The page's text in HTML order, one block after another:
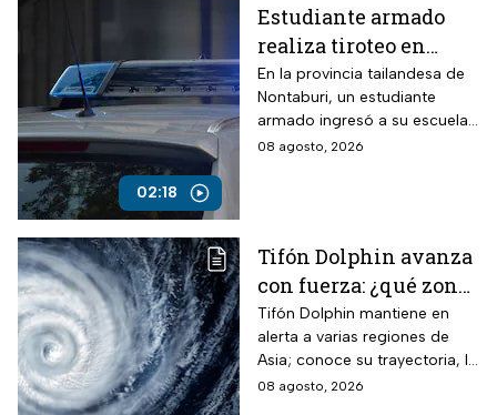
02:18
Estudiante armado
realiza tiroteo en
escuela de Tailandia
En la provincia tailandesa de
Nontaburi, un estudiante
armado ingresó a su escuela
y abrió fuego contra
08 agosto, 2026
Tifón Dolphin avanza
con fuerza: ¿qué zonas
están en alerta?
Tifón Dolphin mantiene en
alerta a varias regiones de
Asia; conoce su trayectoria, la
fuerza de sus vientos y qué se
08 agosto, 2026